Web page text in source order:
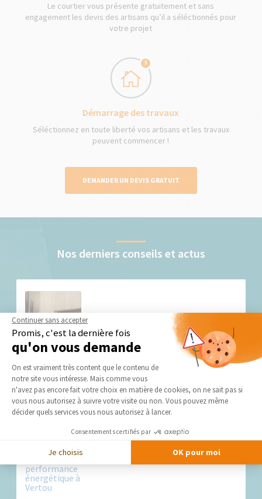
Le courtier vous présente gratuitement et sans
engagement les devis des artisans qu’il a séléctionnés pour
votre projet
3
Démarrage des travaux
Séléctionnez en toute liberté vos artisans et les travaux
peuvent commencer !
DEMANDER UN DEVIS GRATUIT
Nos derniers conseils et actus
Avoir une cheminée chez soi
La simple évocation d’une cheminée inspire un
environnement douillet et chaleureux......
Continuer sans accepter
Promis, c'est la dernière fois
qu'on vous demande
Plateforme de Gestion du
On est vraiment très content que le contenu de
notre site vous intéresse. Mais comme vous
n'avez pas encore fait votre choix en matière de cookies, on ne sait pas si
vous nous autorisez à suivre votre visite ou non. Vous pouvez même
décider quels services vous nous autorisez à lancer.
Consentements certifiés par
Je choisis OK pour moi
Axeptio consent